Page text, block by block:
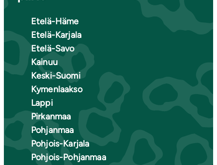
Etelä-Häme
Etelä-Karjala
Etelä-Savo
Kainuu
Keski-Suomi
Kymenlaakso
Lappi
Pirkanmaa
Pohjanmaa
Pohjois-Karjala
Pohjois-Pohjanmaa